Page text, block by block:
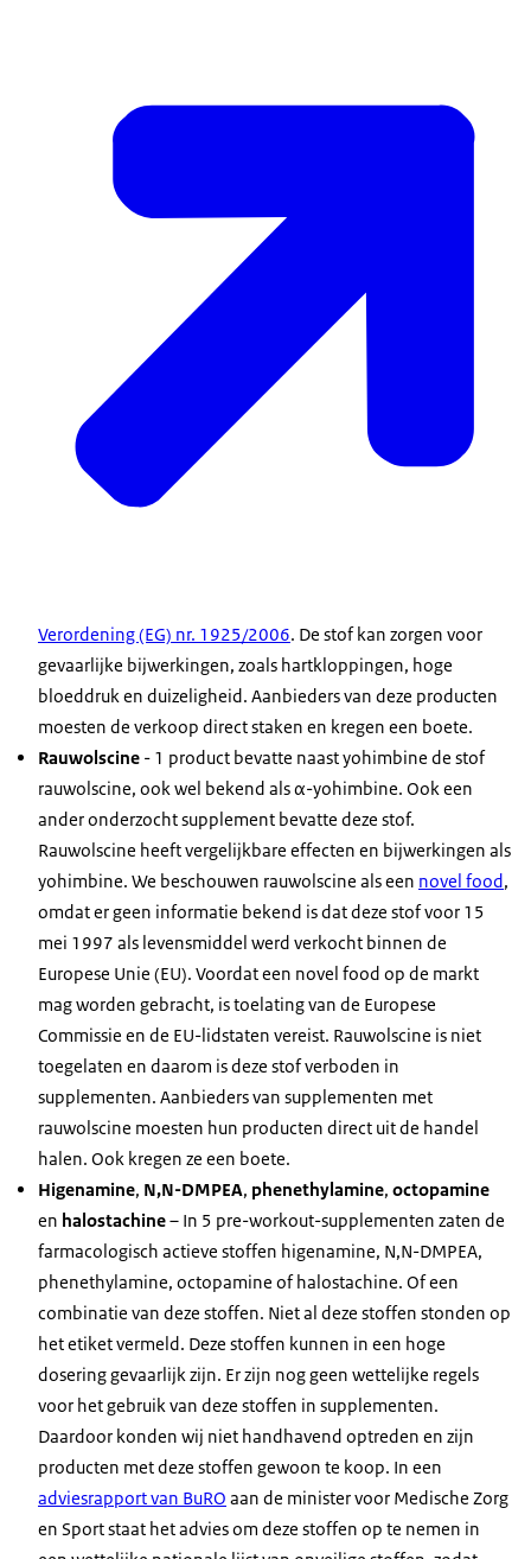
Verordening (EG) nr. 1925/2006. De stof kan zorgen voor
gevaarlijke bijwerkingen, zoals hartkloppingen, hoge
bloeddruk en duizeligheid. Aanbieders van deze producten
moesten de verkoop direct staken en kregen een boete.
Rauwolscine - 1 product bevatte naast yohimbine de stof
rauwolscine, ook wel bekend als α-yohimbine. Ook een
ander onderzocht supplement bevatte deze stof.
Rauwolscine heeft vergelijkbare effecten en bijwerkingen als
yohimbine. We beschouwen rauwolscine als een novel food,
omdat er geen informatie bekend is dat deze stof voor 15
mei 1997 als levensmiddel werd verkocht binnen de
Europese Unie (EU). Voordat een novel food op de markt
mag worden gebracht, is toelating van de Europese
Commissie en de EU-lidstaten vereist. Rauwolscine is niet
toegelaten en daarom is deze stof verboden in
supplementen. Aanbieders van supplementen met
rauwolscine moesten hun producten direct uit de handel
halen. Ook kregen ze een boete.
Higenamine, N,N-DMPEA, phenethylamine, octopamine
en halostachine– In 5 pre-workout-supplementen zaten de
farmacologisch actieve stoffen higenamine, N,N-DMPEA,
phenethylamine, octopamine of halostachine. Of een
combinatie van deze stoffen. Niet al deze stoffen stonden op
het etiket vermeld. Deze stoffen kunnen in een hoge
dosering gevaarlijk zijn. Er zijn nog geen wettelijke regels
voor het gebruik van deze stoffen in supplementen.
Daardoor konden wij niet handhavend optreden en zijn
producten met deze stoffen gewoon te koop. In een
adviesrapport van BuRO aan de minister voor Medische Zorg
en Sport staat het advies om deze stoffen op te nemen in